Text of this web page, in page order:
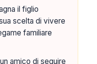
il figlio
scelta di vivere
familiare
amico di seguire